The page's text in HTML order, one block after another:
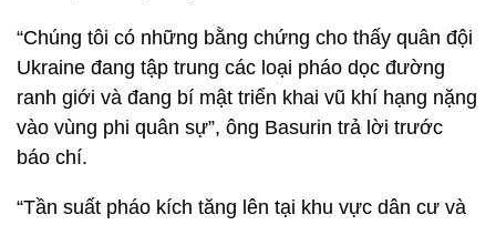
“Chúng tôi có những bằng chứng cho thấy quân đội
Ukraine đang tập trung các loại pháo dọc đường
ranh giới và đang bí mật triển khai vũ khí hạng nặng
vào vùng phi quân sự”, ông Basurin trả lời trước
báo chí.
“Tần suất pháo kích tăng lên tại khu vực dân cư và